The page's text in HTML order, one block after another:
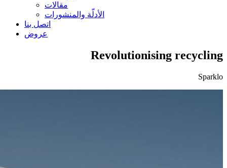
مقالات
الأدلّة والمنشورات
اتصل بنا
عروض
Revolutionising recycling
Sparklo